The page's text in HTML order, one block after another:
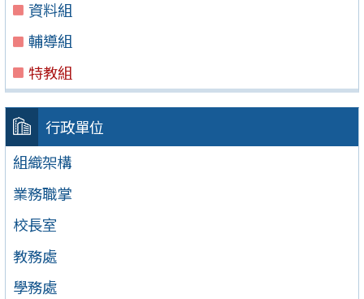
資料組
輔導組
特教組
行政單位
組織架構
業務職掌
校長室
教務處
學務處